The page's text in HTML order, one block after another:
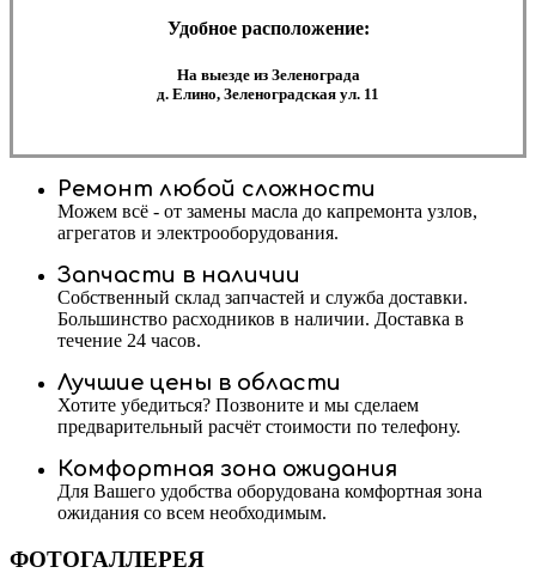
Удобное расположение:
На выезде из Зеленограда
д. Елино, Зеленоградская ул. 11
Ремонт любой сложности
Можем всё - от замены масла до капремонта узлов,
агрегатов и электрооборудования.
Запчасти в наличии
Собственный склад запчастей и служба доставки.
Большинство расходников в наличии. Доставка в
течение 24 часов.
Лучшие цены в области
Хотите убедиться? Позвоните и мы сделаем
предварительный расчёт стоимости по телефону.
Комфортная зона ожидания
Для Вашего удобства оборудована комфортная зона
ожидания со всем необходимым.
ФОТОГАЛЛЕРЕЯ